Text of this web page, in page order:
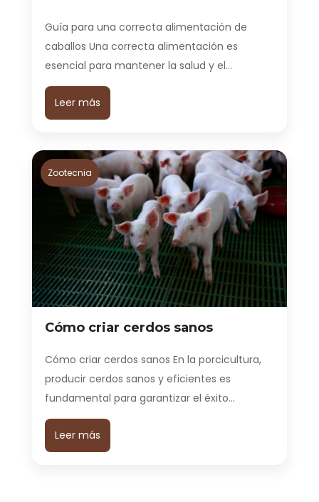
Guía para una correcta alimentación de
caballos Una correcta alimentación es
esencial para mantener la salud y el…
Leer más
Zootecnia
Cómo criar cerdos sanos
Cómo criar cerdos sanos En la porcicultura,
producir cerdos sanos y eficientes es
fundamental para garantizar el éxito…
Leer más